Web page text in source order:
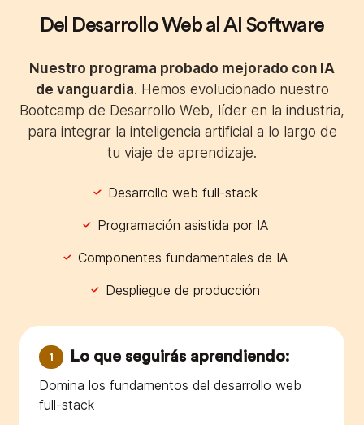
Del Desarrollo Web al AI Software
Nuestro programa probado mejorado con IA
de vanguardia. Hemos evolucionado nuestro
Bootcamp de Desarrollo Web, líder en la industria,
para integrar la inteligencia artificial a lo largo de
tu viaje de aprendizaje.
Desarrollo web full-stack
Programación asistida por IA
Componentes fundamentales de IA
Despliegue de producción
1
Lo que seguirás aprendiendo:
Domina los fundamentos del desarrollo web
full-stack